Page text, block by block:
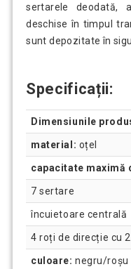
sertarele
deschise în timpul
sunt depozitate în
Specificații:
Dimensiunile
material: oțel
capacitate maximă
7 sertare
încuietoare centrală
4 roți de direcție cu
culoare: negru/roșu